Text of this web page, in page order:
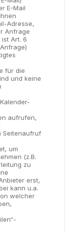
E-Mail
Adresse,
Anfrage
Art. 6
für die
und keine
aufrufen,
Seitenaufruf
um
(z.B.
zu
erst,
kann u.a.
welcher